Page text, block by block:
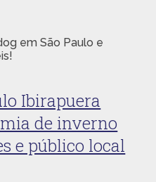
em São Paulo e
Ibirapuera
de inverno
e público local